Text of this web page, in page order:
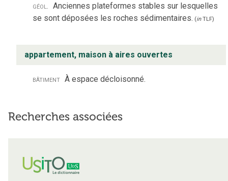
géol.
Anciennes plateformes stables sur lesquelles
se sont déposées les roches sédimentaires. (inTLF)
appartement, maison à aires ouvertes
bâtiment À espace décloisonné.
Recherches associées